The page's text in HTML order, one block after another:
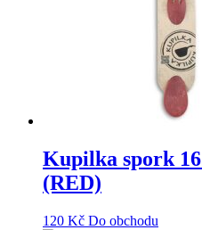
Kupilka spork
(RED)
120 Kč Do obchodu